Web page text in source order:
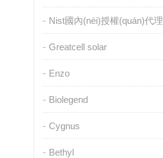
Nist國內(nèi)授權(quán)代理
Greatcell solar
Enzo
Biolegend
Cygnus
Bethyl